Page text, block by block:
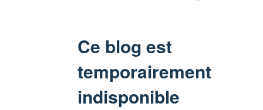
Ce blog est
temporairement
indisponible